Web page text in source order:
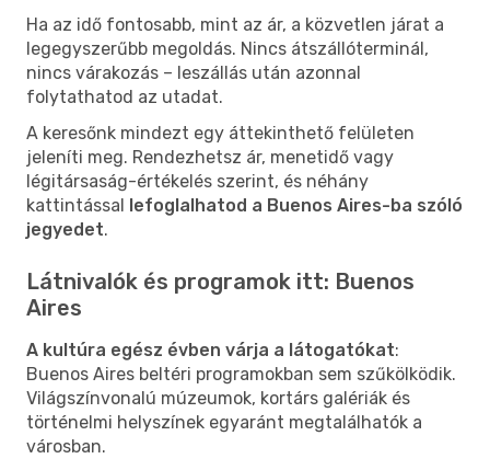
Ha az idő fontosabb, mint az ár, a közvetlen járat a
legegyszerűbb megoldás. Nincs átszállóterminál,
nincs várakozás – leszállás után azonnal
folytathatod az utadat.
A keresőnk mindezt egy áttekinthető felületen
jeleníti meg. Rendezhetsz ár, menetidő vagy
légitársaság-értékelés szerint, és néhány
kattintással lefoglalhatod a Buenos Aires-ba szóló
jegyedet.
Látnivalók és programok itt: Buenos
Aires
A kultúra egész évben várja a látogatókat:
Buenos Aires beltéri programokban sem szűkölködik.
Világszínvonalú múzeumok, kortárs galériák és
történelmi helyszínek egyaránt megtalálhatók a
városban.